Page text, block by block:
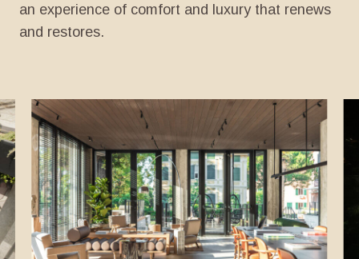
an experience of comfort and luxury that renews
and restores.